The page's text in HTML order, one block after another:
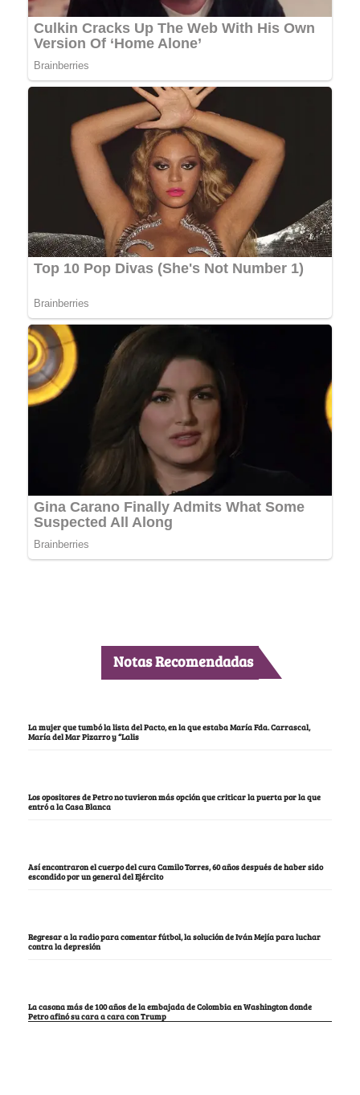
Notas Recomendadas
La mujer que tumbó la lista del Pacto, en la que estaba María Fda. Carrascal,
María del Mar Pizarro y “Lalis
Los opositores de Petro no tuvieron más opción que criticar la puerta por la que
entró a la Casa Blanca
Así encontraron el cuerpo del cura Camilo Torres, 60 años después de haber sido
escondido por un general del Ejército
Regresar a la radio para comentar fútbol, la solución de Iván Mejía para luchar
contra la depresión
La casona más de 100 años de la embajada de Colombia en Washington donde
Petro afinó su cara a cara con Trump